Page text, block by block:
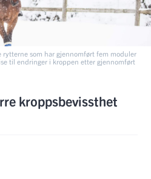
rytterne som har gjennomført fem moduler
til endringer i kroppen etter gjennomført
kroppsbevissthet